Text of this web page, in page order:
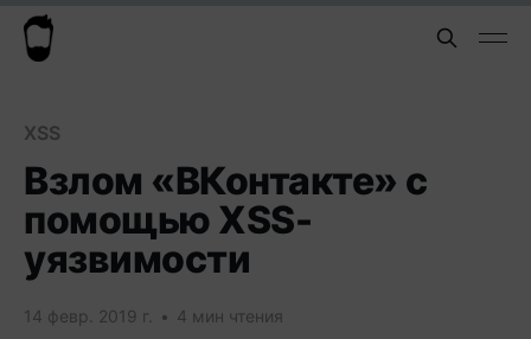
XSS
Взлом «ВКонтакте» с
помощью XSS-
уязвимости
14 февр. 2019 г. • 4 мин чтения